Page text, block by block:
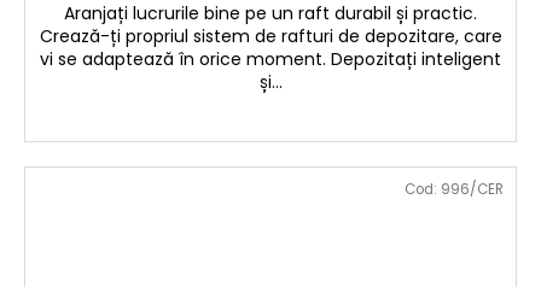
Aranjați lucrurile bine pe un raft durabil și practic.
Crează-ți propriul sistem de rafturi de depozitare, care
vi se adaptează în orice moment. Depozitați inteligent
și...
Cod: 996/CER